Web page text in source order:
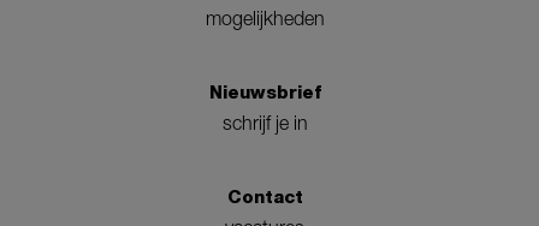
mogelijkheden
Nieuwsbrief
schrijf je in
Contact